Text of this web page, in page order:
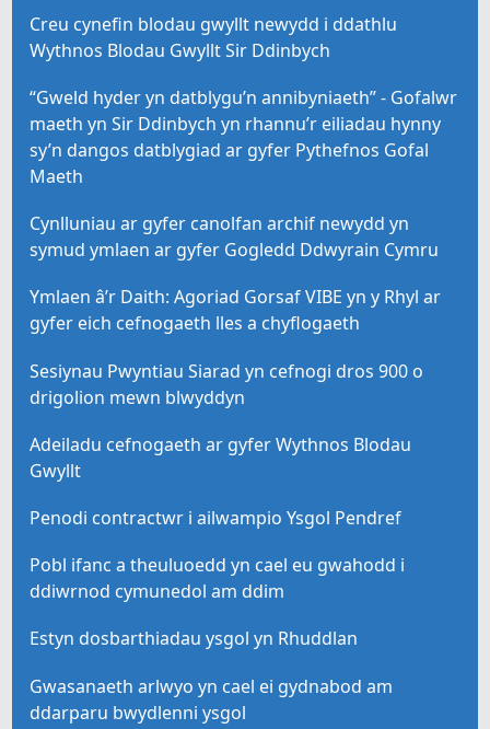
Creu cynefin blodau gwyllt newydd i ddathlu
Wythnos Blodau Gwyllt Sir Ddinbych
“Gweld hyder yn datblygu’n annibyniaeth” - Gofalwr
maeth yn Sir Ddinbych yn rhannu’r eiliadau hynny
sy’n dangos datblygiad ar gyfer Pythefnos Gofal
Maeth
Cynlluniau ar gyfer canolfan archif newydd yn
symud ymlaen ar gyfer Gogledd Ddwyrain Cymru
Ymlaen â’r Daith: Agoriad Gorsaf VIBE yn y Rhyl ar
gyfer eich cefnogaeth lles a chyflogaeth
Sesiynau Pwyntiau Siarad yn cefnogi dros 900 o
drigolion mewn blwyddyn
Adeiladu cefnogaeth ar gyfer Wythnos Blodau
Gwyllt
Penodi contractwr i ailwampio Ysgol Pendref
Pobl ifanc a theuluoedd yn cael eu gwahodd i
ddiwrnod cymunedol am ddim
Estyn dosbarthiadau ysgol yn Rhuddlan
Gwasanaeth arlwyo yn cael ei gydnabod am
ddarparu bwydlenni ysgol